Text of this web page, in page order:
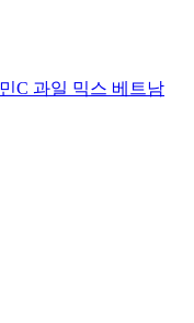
C 과일 믹스 베트남